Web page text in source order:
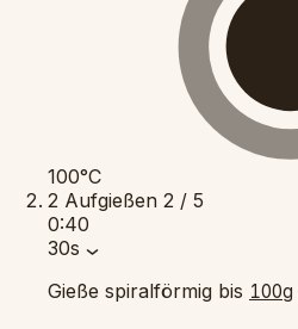
100°C
2 Aufgießen 2 / 5
0:40
30s
Gieße spiralförmig bis 100g